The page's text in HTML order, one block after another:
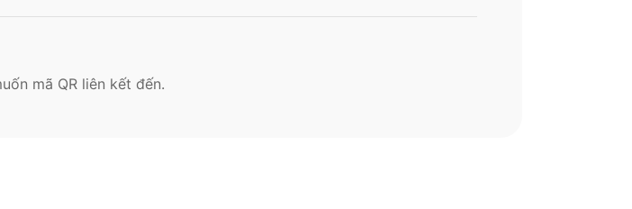
mã QR liên kết đến.